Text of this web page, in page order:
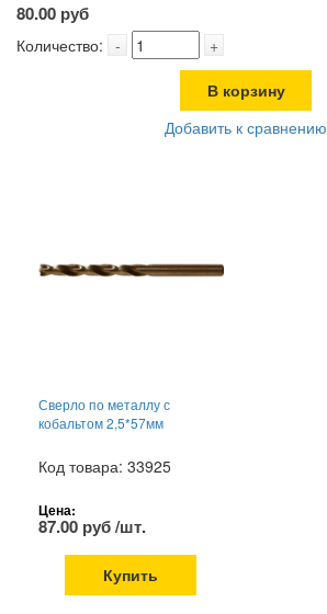
80.00 руб
Количество: - +
В корзину
Добавить к сравнению
Сверло по металлу с
кобальтом 2,5*57мм
Код товара: 33925
Цена:
87.00 руб /шт.
Купить